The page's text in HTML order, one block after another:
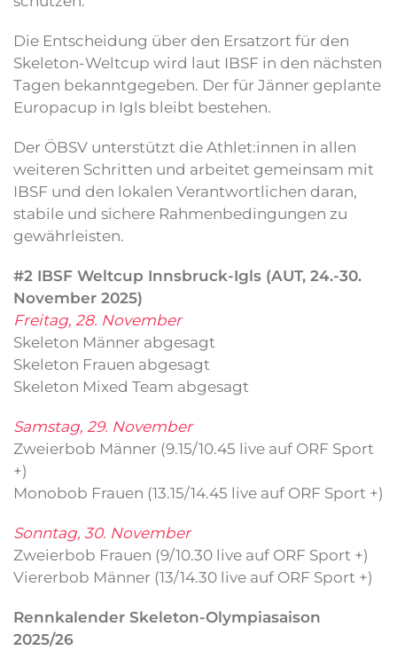
Die Entscheidung über den Ersatzort für den
Skeleton-Weltcup wird laut IBSF in den nächsten
Tagen bekanntgegeben. Der für Jänner geplante
Europacup in Igls bleibt bestehen.
Der ÖBSV unterstützt die Athlet:innen in allen
weiteren Schritten und arbeitet gemeinsam mit
IBSF und den lokalen Verantwortlichen daran,
stabile und sichere Rahmenbedingungen zu
gewährleisten.
#2 IBSF Weltcup Innsbruck-Igls (AUT, 24.-30.
November 2025)
Freitag, 28. November
Skeleton Männer abgesagt
Skeleton Frauen abgesagt
Skeleton Mixed Team abgesagt
Samstag, 29. November
Zweierbob Männer (9.15/10.45 live auf ORF Sport
+)
Monobob Frauen (13.15/14.45 live auf ORF Sport +)
Sonntag, 30. November
Zweierbob Frauen (9/10.30 live auf ORF Sport +)
Viererbob Männer (13/14.30 live auf ORF Sport +)
Rennkalender Skeleton-Olympiasaison
2025/26